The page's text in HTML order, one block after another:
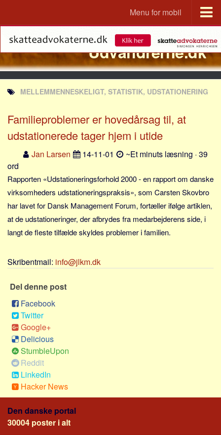
Menu for mobil
Portal
Udvandrerne.dk
Utvandrerne.no
Utvandrarna.se
Tyskland.dk
England.dk
Rusland.dk
Lande
Tyrkiet
Spanien
Frankrig
Italien
Grækenland
USA
Alle
Nøgleord
Bolig
Job
Virksomhed
Investering
Pension og opsparing
Forbrug
Udvandrerne.dk
MELLEMMENNESKELIGT, STATISTIK, UDSTATIONERING
Familieproblemer er hovedårsag til, at
udstationerede tager hjem i utide
Jan Larsen 14-11-01
~Et minuts læsning · 39
ord
Rapporten «Udstationeringsforhold 2000 - en rapport om danske
virksomheders udstationeringspraksis», som Carsten Skovbro
har lavet for Dansk Management Forum, fortæller ifølge artiklen,
at de udstationeringer, der afbrydes fra medarbejderens side, i
langt de fleste tilfælde skyldes problemer i familien.
Skribentmail: info@jlkm.dk
Del denne post
Facebook
Twitter
Google+
Delicious
StumbleUpon
Reddit
LinkedIn
Hacker News
Den danske portal
30004 poster i alt